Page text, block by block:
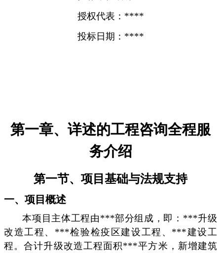
授权代表：****
投标日期：****
第一章、详述的工程咨询全程服
务介绍
第一节、项目基础与法规支持
一、项目概述
本项目主体工程由***部分组成，即：***升级
改造工程、***检验检疫区建设工程、***建设工
程。合计升级改造工程面积***平方米，新增建筑